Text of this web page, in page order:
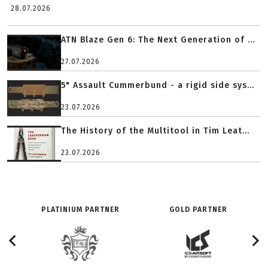
28.07.2026
ATN Blaze Gen 6: The Next Generation of ...
27.07.2026
5" Assault Cummerbund - a rigid side sys...
23.07.2026
The History of the Multitool in Tim Leat...
23.07.2026
PLATINIUM PARTNER GOLD PARTNER